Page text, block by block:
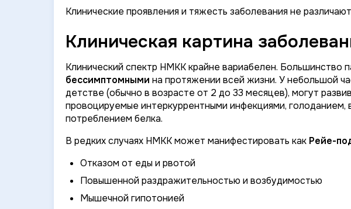
Клинические проявления и тяжесть заболевания не
Клиническая картина
Клинический спектр НМКК крайне вариабелен. Большинство
бессимптомными на протяжении всей жизни. У небольшой
детстве (обычно в возрасте от 2 до 33 месяцев), могут
провоцируемые интеркуррентными инфекциями, голоданием,
потреблением белка.
В редких случаях НМКК может манифестировать как Рейе-
Отказом от еды и рвотой
Повышенной раздражительностью и возбудимостью
Мышечной гипотонией